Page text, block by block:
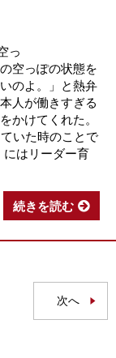
て『空っ
空っぽの状態を
のよ。」と熱弁
人が働きすぎる
かけてくれた。
いた時のことで
にはリーダー育
続きを読む
次へ